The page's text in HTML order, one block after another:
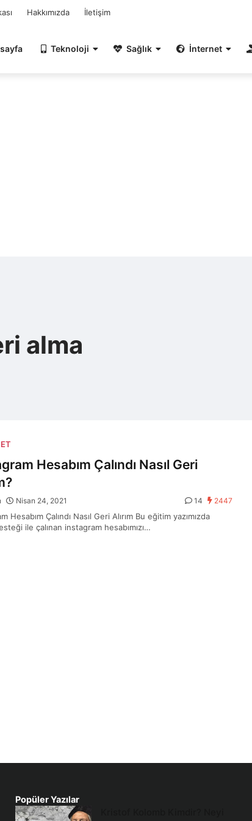
Hakkımızda İletişim
Teknoloji Sağlık İnternet
alma
Hesabım Çalındı Nasıl Geri
Nisan 24, 2021 14 2447
Hesabım Çalındı Nasıl Geri Alırım Bu eğitim yazımızda
ile çalınan instagram hesabımızı…
Popüler Yazılar